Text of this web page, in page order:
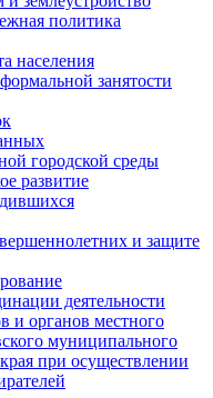
политика
населения
занятости
городской среды
развитие
и защите
деятельности
и органов местного
муниципального
при осуществлении